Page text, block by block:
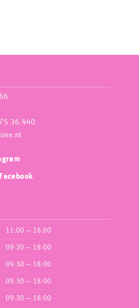
36 440
11:00 — 18:00
09:30 — 18:00
09:30 — 18:00
09:30 — 18:00
09:30 — 18:00